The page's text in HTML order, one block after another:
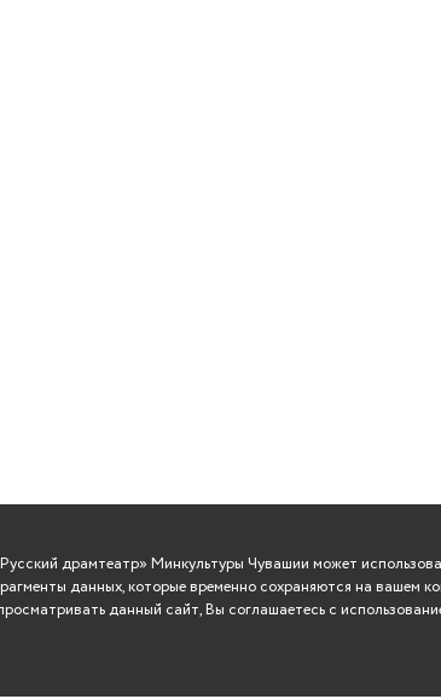
драмтеатр» Минкультуры Чувашии может
данных, которые временно сохраняются на вашем
данный сайт, Вы соглашаетесь с